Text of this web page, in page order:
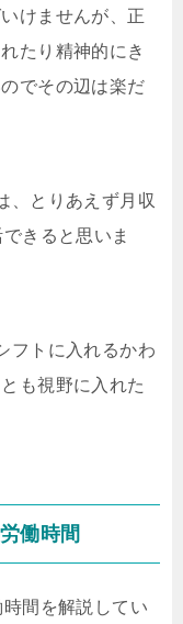
けませんが、正
たり精神的にき
でその辺は楽だ
、とりあえず月収
きると思いま
フトに入れるかわ
も視野に入れた
働時間
間を解説してい